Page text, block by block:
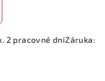
2 pracovné dniZáruka: